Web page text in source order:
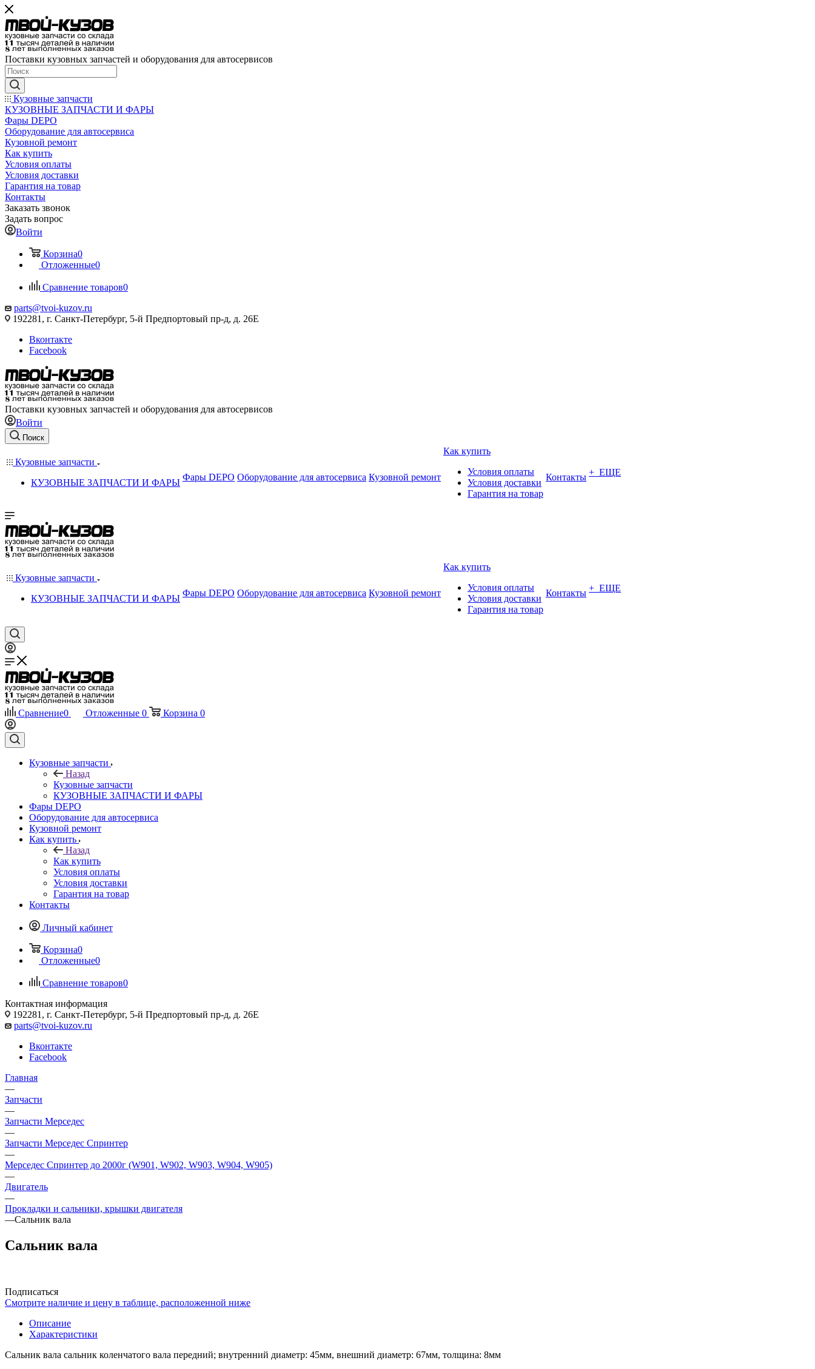
Поставки кузовных запчастей и оборудования для автосервисов
Кузовные запчасти
КУЗОВНЫЕ ЗАПЧАСТИ И ФАРЫ
Фары DEPO
Оборудование для автосервиса
Кузовной ремонт
Как купить
Условия оплаты
Условия доставки
Гарантия на товар
Контакты
Заказать звонок
Задать вопрос
Войти
Корзина0
Отложенные0
Сравнение товаров0
parts@tvoi-kuzov.ru
192281, г. Санкт-Петербург, 5-й Предпортовый пр-д, д. 26Е
Вконтакте
Facebook
Поставки кузовных запчастей и оборудования для автосервисов
Войти
Поиск
Кузовные запчасти
КУЗОВНЫЕ ЗАПЧАСТИ И ФАРЫ
Фары DEPO Оборудование для автосервиса Кузовной ремонт
Как купить
Условия оплаты
Условия доставки
Гарантия на товар
Контакты + ЕЩЕ
Кузовные запчасти
КУЗОВНЫЕ ЗАПЧАСТИ И ФАРЫ
Фары DEPO Оборудование для автосервиса Кузовной ремонт
Как купить
Условия оплаты
Условия доставки
Гарантия на товар
Контакты + ЕЩЕ
Сравнение0 Отложенные 0 Корзина 0
Кузовные запчасти
Назад
Кузовные запчасти
КУЗОВНЫЕ ЗАПЧАСТИ И ФАРЫ
Фары DEPO
Оборудование для автосервиса
Кузовной ремонт
Как купить
Назад
Как купить
Условия оплаты
Условия доставки
Гарантия на товар
Контакты
Личный кабинет
Корзина0
Отложенные0
Сравнение товаров0
Контактная информация
192281, г. Санкт-Петербург, 5-й Предпортовый пр-д, д. 26Е
parts@tvoi-kuzov.ru
Вконтакте
Facebook
Главная
—
Запчасти
—
Запчасти Мерседес
—
Запчасти Мерседес Спринтер
—
Мерседес Спринтер до 2000г (W901, W902, W903, W904, W905)
—
Двигатель
—
Прокладки и сальники, крышки двигателя
—Сальник вала
Сальник вала
Подписаться
Смотрите наличие и цену в таблице, расположенной ниже
Описание
Характеристики
Сальник вала сальник коленчатого вала передний; внутренний диаметр: 45мм, внешний диаметр: 67мм, толщина: 8мм